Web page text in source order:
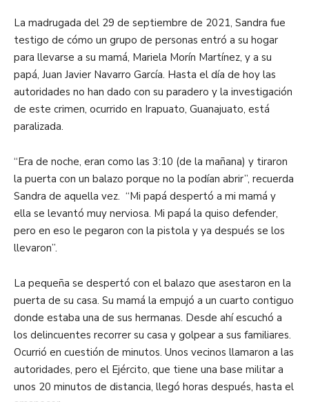
La madrugada del 29 de septiembre de 2021, Sandra fue
testigo de cómo un grupo de personas entró a su hogar
para llevarse a su mamá, Mariela Morín Martínez, y a su
papá, Juan Javier Navarro García. Hasta el día de hoy las
autoridades no han dado con su paradero y la investigación
de este crimen, ocurrido en Irapuato, Guanajuato, está
paralizada.
“Era de noche, eran como las 3:10 (de la mañana) y tiraron
la puerta con un balazo porque no la podían abrir”, recuerda
Sandra de aquella vez. “Mi papá despertó a mi mamá y
ella se levantó muy nerviosa. Mi papá la quiso defender,
pero en eso le pegaron con la pistola y ya después se los
llevaron”.
La pequeña se despertó con el balazo que asestaron en la
puerta de su casa. Su mamá la empujó a un cuarto contiguo
donde estaba una de sus hermanas. Desde ahí escuchó a
los delincuentes recorrer su casa y golpear a sus familiares.
Ocurrió en cuestión de minutos. Unos vecinos llamaron a las
autoridades, pero el Ejército, que tiene una base militar a
unos 20 minutos de distancia, llegó horas después, hasta el